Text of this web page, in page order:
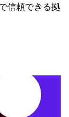
信頼できる拠